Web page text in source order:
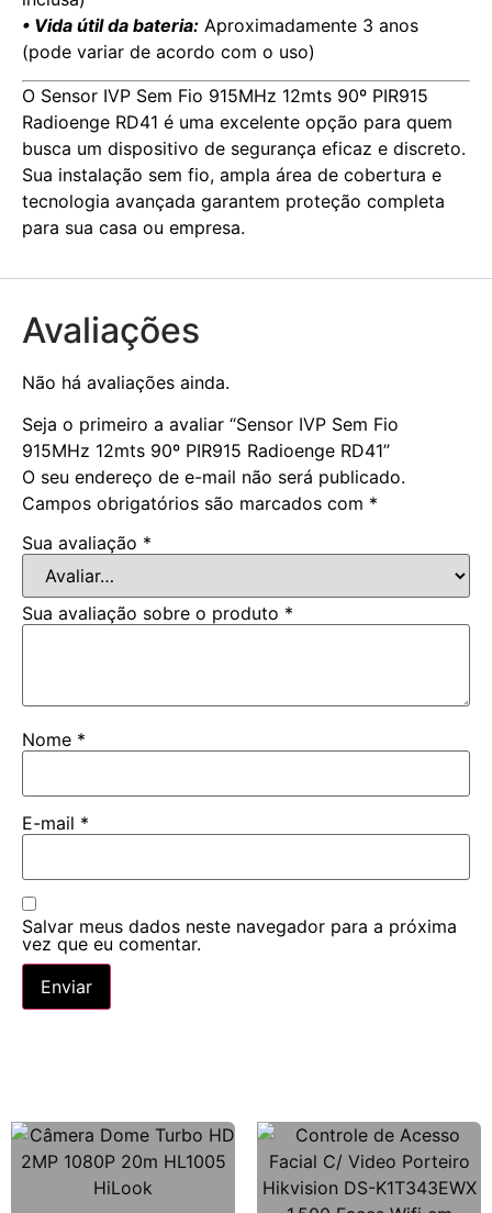
• Vida útil da bateria: Aproximadamente 3 anos
(pode variar de acordo com o uso)
O Sensor IVP Sem Fio 915MHz 12mts 90º PIR915
Radioenge RD41 é uma excelente opção para quem
busca um dispositivo de segurança eficaz e discreto.
Sua instalação sem fio, ampla área de cobertura e
tecnologia avançada garantem proteção completa
para sua casa ou empresa.
Avaliações
Não há avaliações ainda.
Seja o primeiro a avaliar “Sensor IVP Sem Fio
915MHz 12mts 90º PIR915 Radioenge RD41”
O seu endereço de e-mail não será publicado.
Campos obrigatórios são marcados com *
Sua avaliação *
Sua avaliação sobre o produto *
Nome *
E-mail *
Salvar meus dados neste navegador para a próxima
vez que eu comentar.